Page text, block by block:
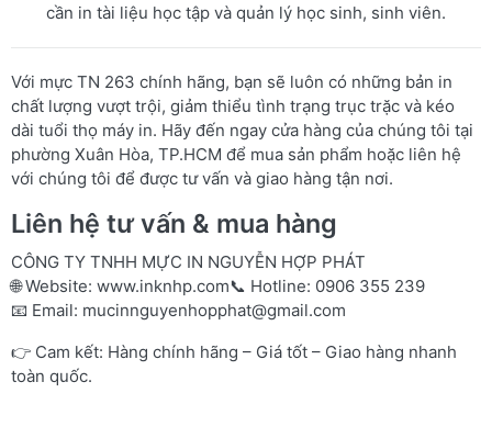
cần in tài liệu học tập và quản lý học sinh, sinh viên.
Với mực TN 263 chính hãng, bạn sẽ luôn có những bản in
chất lượng vượt trội, giảm thiểu tình trạng trục trặc và kéo
dài tuổi thọ máy in. Hãy đến ngay cửa hàng của chúng tôi tại
phường Xuân Hòa, TP.HCM để mua sản phẩm hoặc liên hệ
với chúng tôi để được tư vấn và giao hàng tận nơi.
Liên hệ tư vấn & mua hàng
CÔNG TY TNHH MỰC IN NGUYỄN HỢP PHÁT
🌐 Website: www.inknhp.com📞 Hotline: 0906 355 239
📧 Email: mucinnguyenhopphat@gmail.com
👉 Cam kết: Hàng chính hãng – Giá tốt – Giao hàng nhanh
toàn quốc.